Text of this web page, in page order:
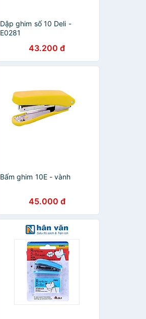
Dập ghim số 10 Deli -
E0281
43.200 đ
Bấm ghim 10E - vành
45.000 đ